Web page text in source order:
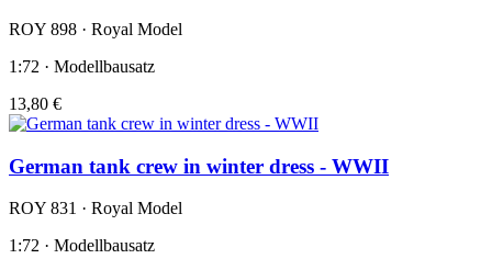
ROY 898 · Royal Model
1:72 · Modellbausatz
13,80 €
German tank crew in winter dress - WWII
ROY 831 · Royal Model
1:72 · Modellbausatz